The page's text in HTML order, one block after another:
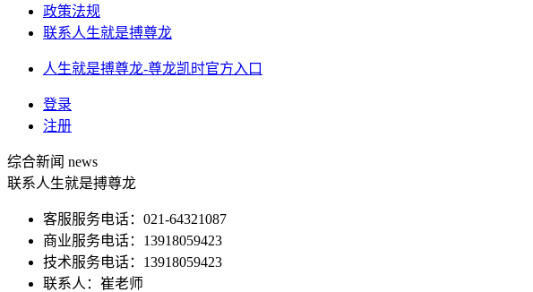
政策法规
联系人生就是搏尊龙
人生就是搏尊龙-尊龙凯时官方入口
登录
注册
综合新闻 news
联系人生就是搏尊龙
客服服务电话：021-64321087
商业服务电话：13918059423
技术服务电话：13918059423
联系人：崔老师